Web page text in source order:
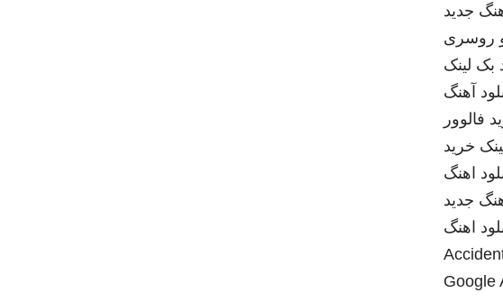
جدید
روسری
بک لینک
آهنگ
فالوور
خرید
اهنگ
جدید
اهنگ
Google